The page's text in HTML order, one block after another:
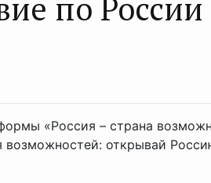
по России
«Россия – страна
возможностей: открывай